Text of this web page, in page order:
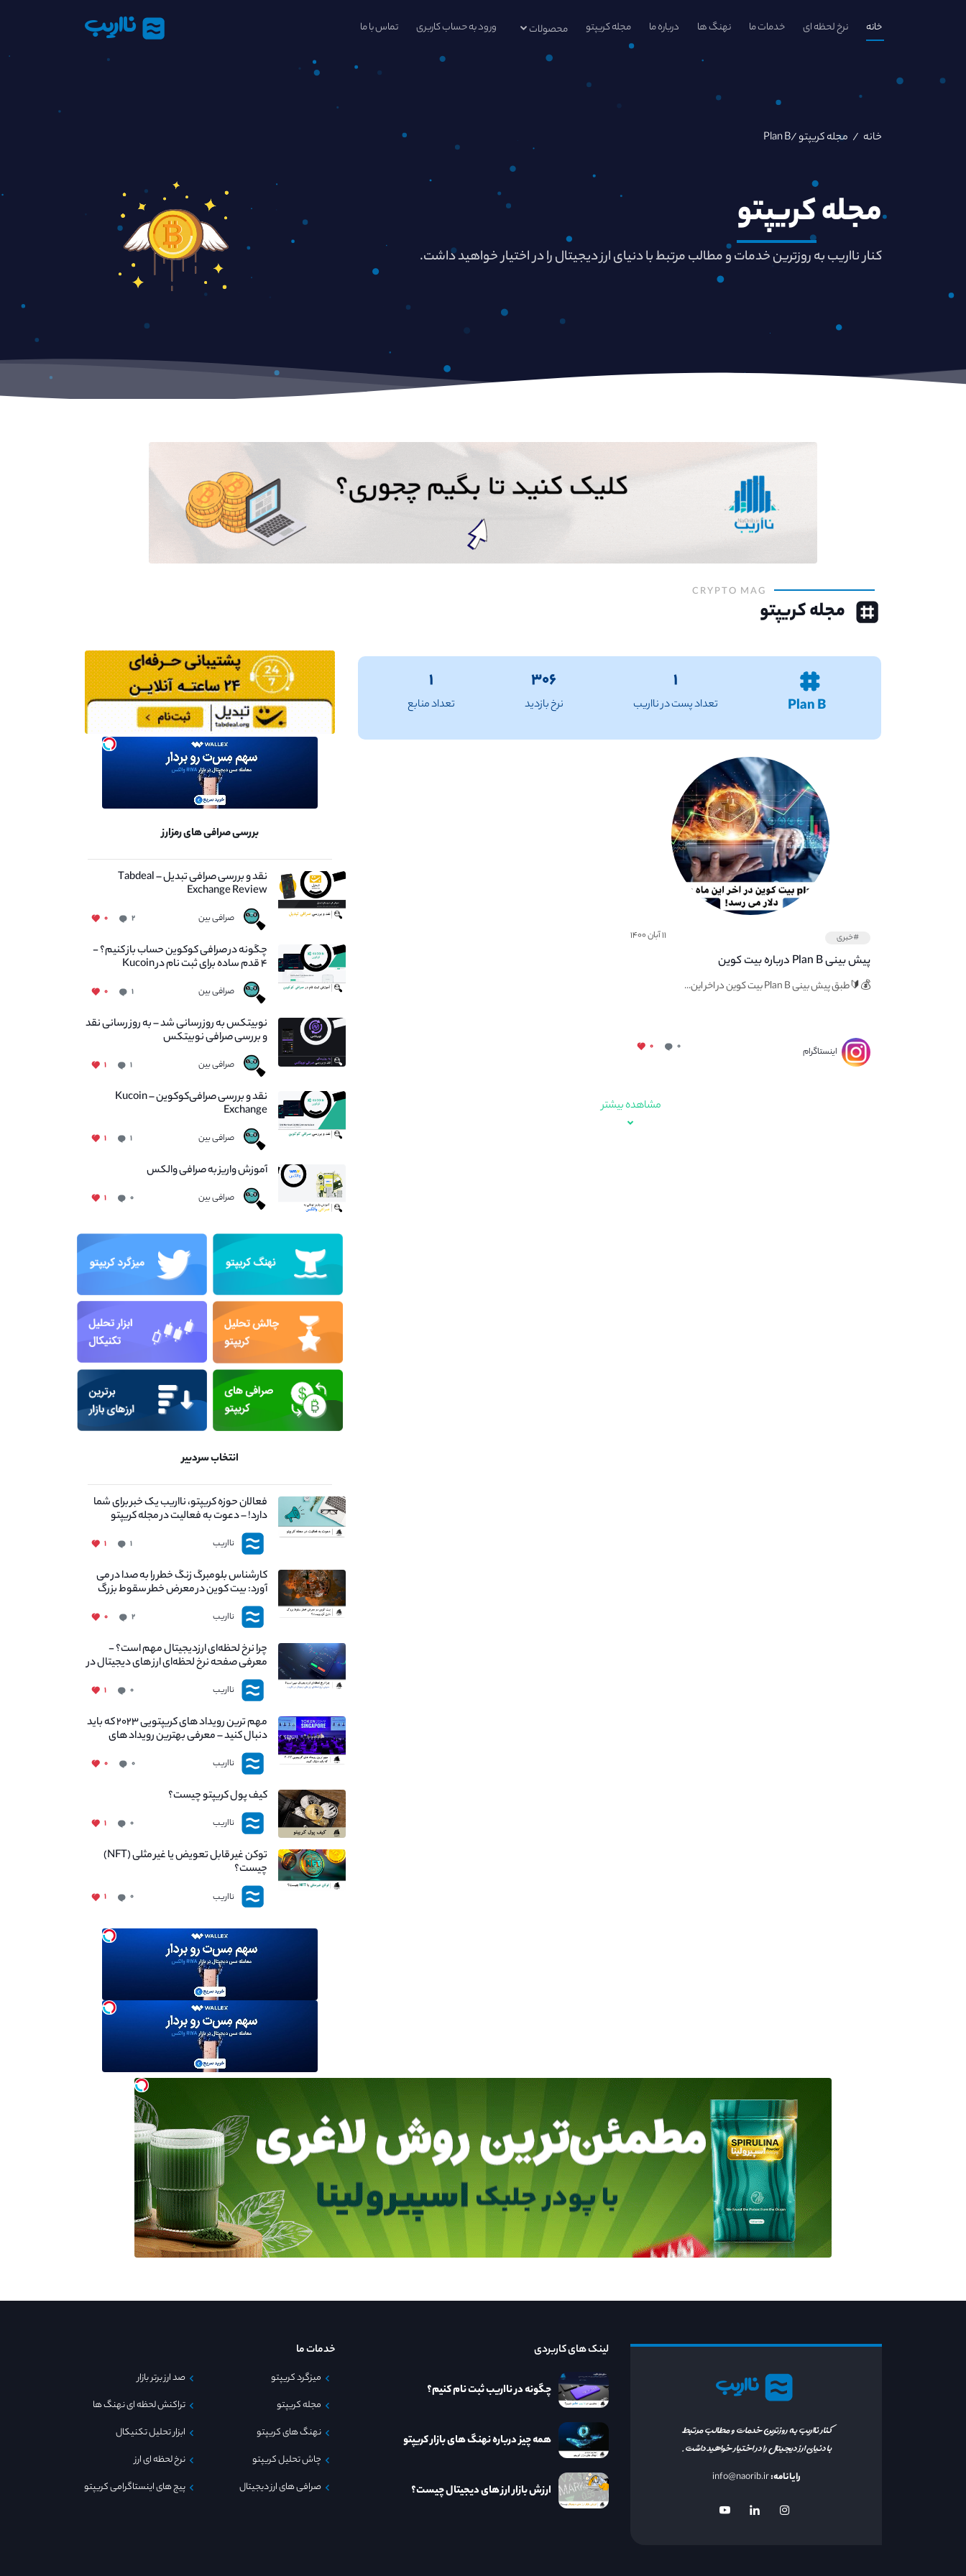
خانه نرخ لحظه ای خدمات ما نهنگ ها درباره ما مجله کریپتو محصولات ورود به حساب کاربری تماس با ما نااریب
خانه / مجله کریپتو/Plan B
مجلهکریپتو
کنار نااریب به روزترین خدمات و مطالب مرتبط با دنیای ارز دیجیتال را در اختیار خواهید داشت.
CRYPTO MAG
مجله کریپتو
Plan B
۱
تعداد پست در نااریب
۳۰۶
نرخ بازدید
۱
تعداد منابع
#خبری ۱۱ آبان ۱۴۰۰
پیش بینی Plan B درباره بیت کوین
💰🔰طبق پیش بینی Plan B بیت کوین در اخر این...
اینستاگرام ۰ ۰
مشاهده بیشتر
بررسی صرافی های رمزارز
نقد و بررسی صرافی تبدیل – Tabdeal
Exchange Review
صرافی بین ۲ ۰
چگونه در صرافی کوکوین حساب باز کنیم؟ -
۴ قدم ساده برای ثبت نام در Kucoin
صرافی بین ۱ ۰
نوبیتکس به روزرسانی شد – به روز رسانی نقد
و بررسی صرافی نوبیتکس
صرافی بین ۱ ۱
نقد و بررسی صرافی‌کوکوین – Kucoin
Exchange
صرافی بین ۱ ۱
آموزش واریز به صرافی والکس
صرافی بین ۰ ۱
انتخاب سردبیر
فعالان حوزه کریپتو، نااریب یک خبر برای شما
دارد! – دعوت به فعالیت در مجله کریپتو
نااریب ۱ ۱
کارشناس بلومبرگ زنگ خطر را به صدا در می
آورد: بیت کوین در معرض خطر سقوط بزرگ
است - دلیل آن چیست؟
نااریب ۲ ۰
چرا نرخ لحظه‌ای ارزدیجیتال مهم است؟ -
معرفی صفحه نرخ لحظه‌ای ارز های دیجیتال در
نااریب
نااریب ۰ ۱
مهم ترین رویداد های کریپتویی ۲۰۲۳ که باید
دنبال کنید – معرفی بهترین رویداد های
جهانی
نااریب ۰ ۰
کیف پول کریپتو چیست؟
نااریب ۰ ۱
توکن غیر قابل تعویض یا غیر مثلی (NFT)
چیست؟
نااریب ۰ ۱
نااریب
کنار نااریب به روزترین خدمات و مطالب مرتبط
با دنیای ارز دیجیتال را در اختیار خواهید داشت.
رایانامه:info@naorib.ir
لینک های کاربردی
چگونه در نااریب ثبت نام کنیم؟
همه چیز درباره نهنگ های بازار کریپتو
ارزش بازار ارز های دیجیتال چیست؟
خدمات ما
میزگرد کریپتو
مجله کریپتو
نهنگ های کریپتو
چاش تحلیل کریپتو
صرافی های ارز دیجیتال
صد ارز برتر بازار
تراکنش لحظه ای نهنگ ها
ابزار تحلیل تکنیکال
نرخ لحظه ای ارز
پیج های اینستاگرامی کریپتو